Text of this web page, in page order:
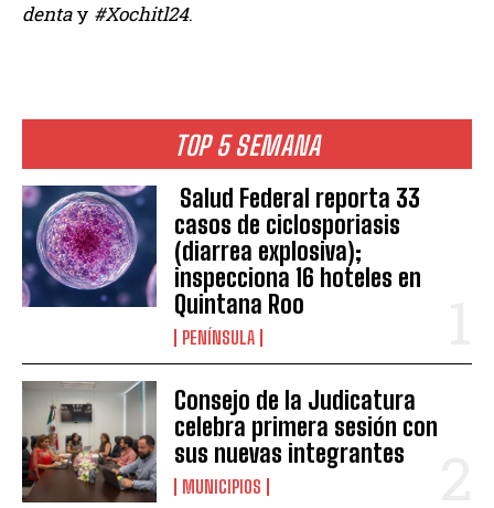
TOP 5 SEMANA
Salud Federal reporta 33
casos de ciclosporiasis
(diarrea explosiva);
inspecciona 16 hoteles en
Quintana Roo
PENÍNSULA
Consejo de la Judicatura
celebra primera sesión con
sus nuevas integrantes
MUNICIPIOS
dentay #Xochitl24.